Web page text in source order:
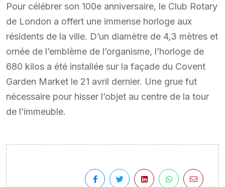
Pour célébrer son 100e anniversaire, le Club Rotary
de London a offert une immense horloge aux
résidents de la ville. D’un diamètre de 4,3 mètres et
ornée de l’emblème de l’organisme, l’horloge de
680 kilos a été installée sur la façade du Covent
Garden Market le 21 avril dernier. Une grue fut
nécessaire pour hisser l’objet au centre de la tour
de l’immeuble.